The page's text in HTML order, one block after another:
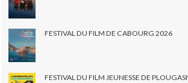
FESTIVAL DU FILM DE CABOURG 2026
FESTIVAL DU FILM JEUNESSE DE